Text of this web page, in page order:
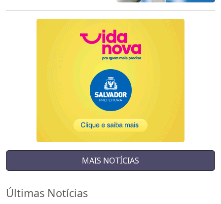
MAIS NOTÍCIAS
Últimas Notícias